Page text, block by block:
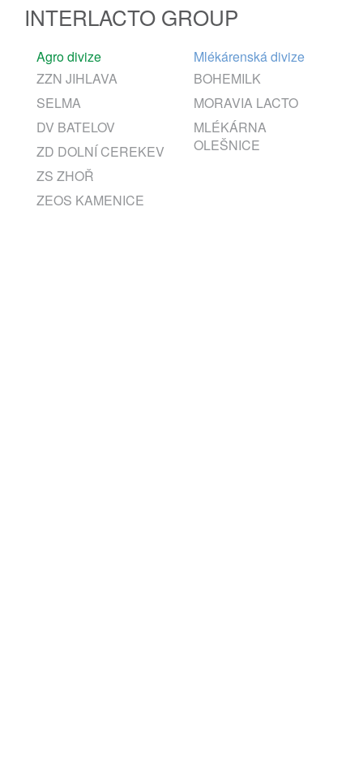
INTERLACTO GROUP
Agro divize
ZZN JIHLAVA
SELMA
DV BATELOV
ZD DOLNÍ CEREKEV
ZS ZHOŘ
ZEOS KAMENICE
Mlékárenská divize
BOHEMILK
MORAVIA LACTO
MLÉKÁRNA
OLEŠNICE